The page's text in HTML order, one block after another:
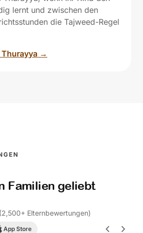
lernt und zwischen den
die Tajweed-Regel
Thurayya →
Familien geliebt
(2,500+ Elternbewertungen)
App Store